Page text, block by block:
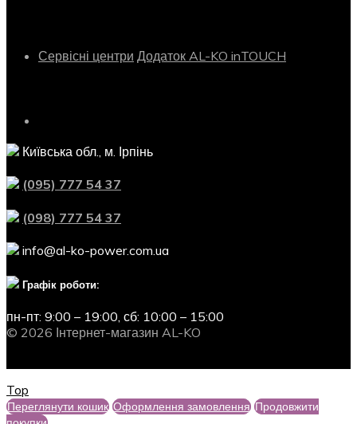
Сервісні центри Додаток AL-KO inTOUCH
Київська обл., м. Ірпінь
(095) 777 54 37
(098) 777 54 37
info@al-ko-power.com.ua
Графік роботи:
пн-пт: 9:00 – 19:00, сб: 10:00 – 15:00
© 2026 Інтернет-магазин AL-KO
Top
Переглянути кошик Оформлення замовлення Продовжити